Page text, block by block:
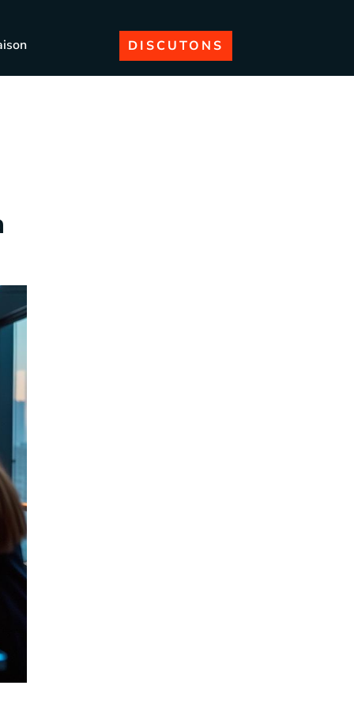
DISCUTONS